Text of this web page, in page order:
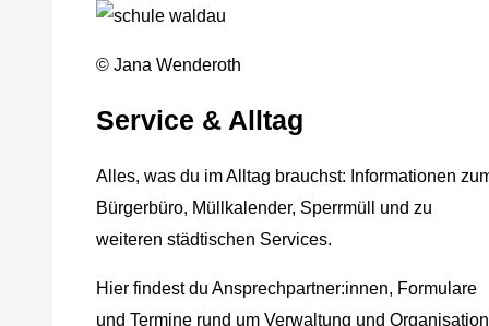
© Jana Wenderoth
Service & Alltag
Alles, was du im Alltag brauchst: Informationen
Bürgerbüro, Müllkalender, Sperrmüll und zu
weiteren städtischen Services.
Hier findest du Ansprechpartner:innen, Formulare
und Termine rund um Verwaltung und Organisation